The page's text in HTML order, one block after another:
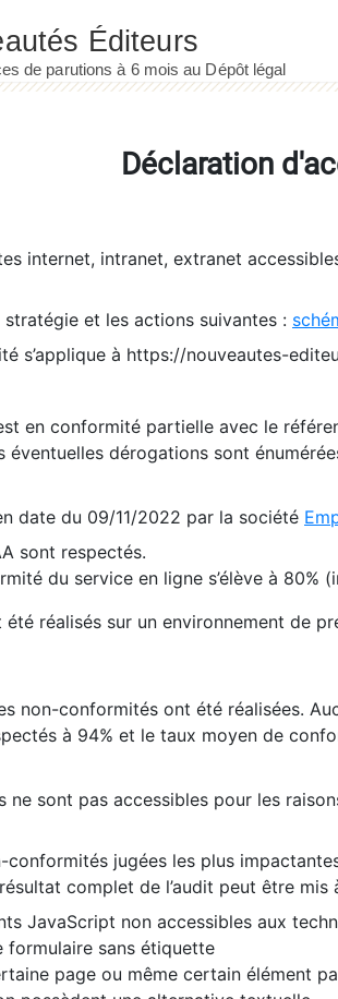
Déclaration
internet, intranet, extranet
et les actions suivantes :
s’applique à https://nouveautes-
en conformité partielle avec le
dérogations sont
date du 09/11/2022 par la société
sont respectés.
du service en ligne s’élève à 80%
réalisés sur un environnement de
non-conformités ont été réalisées.
à 94% et le taux moyen de
ne sont pas accessibles pour les
jugées les plus
complet de l’audit peut être mis
JavaScript non accessibles aux
formulaire sans étiquette
page ou même certain élément